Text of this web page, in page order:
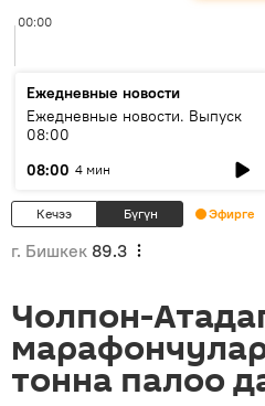
00:00
Ежедневные новости
Ежедневные новости. Выпуск
08:00
08:00 4 мин
Кечээ Бүгүн Эфирге
г. Бишкек 89.3
Чолпон-
тонна палоо